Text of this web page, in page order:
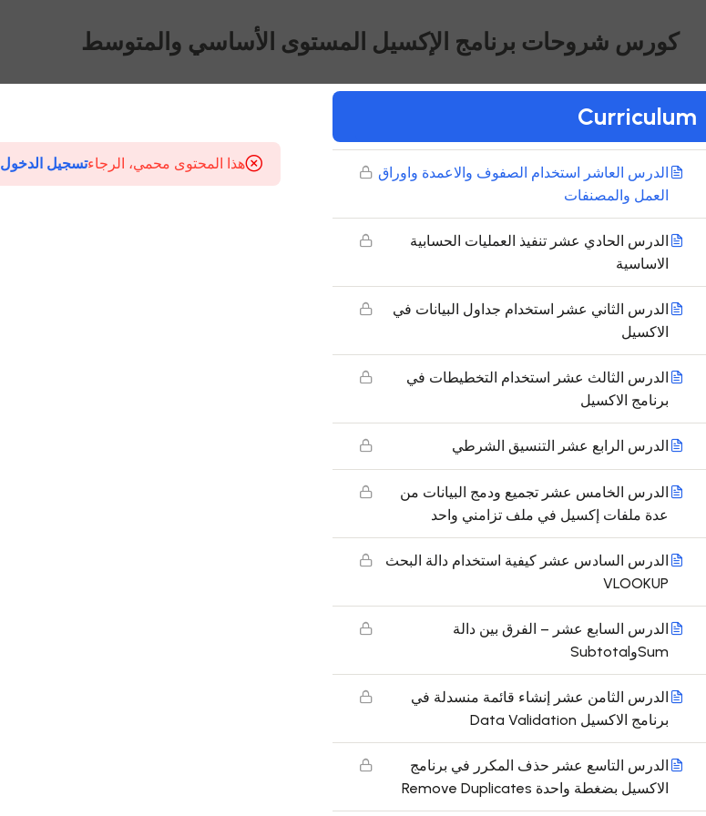
الدرس الثامن تنسيق الخلايا في مايكروسوفت
اكسيل
واسهل طريقة للطباعة على Excel
الدرس العاشر استخدام الصفوف والاعمدة واوراق
العمل والمصنفات
الدرس الحادي عشر تنفيذ العمليات الحسابية
الاساسية
الدرس الثاني عشر استخدام جداول البيانات في
الاكسيل
الدرس الثالث عشر استخدام التخطيطات في
برنامج الاكسيل
الدرس الرابع عشر التنسيق الشرطي
الدرس الخامس عشر تجميع ودمج البيانات من
عدة ملفات إكسيل في ملف تزامني واحد
الدرس السادس عشر كيفية استخدام دالة البحث
VLOOKUP
الدرس السابع عشر – الفرق بين دالة
SumوSubtotal
الدرس الثامن عشر إنشاء قائمة منسدلة في
برنامج الاكسيل Data Validation
الدرس التاسع عشر حذف المكرر في برنامج
الاكسيل بضغطة واحدة Remove Duplicates
كورس شروحات برنامج الإكسيل المستوى الأساسي والمتوسط
Curriculum
هذا المحتوى محمي، الرجاءتسجيل الدخول